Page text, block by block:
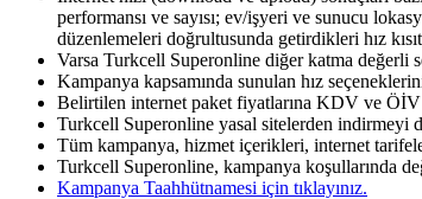
performansı ve sayısı; ev/işyeri ve sunucu
düzenlemeleri doğrultusunda getirdikleri hız
Varsa Turkcell Superonline diğer katma değerli
Kampanya kapsamında sunulan hız
Belirtilen internet paket fiyatlarına KDV ve
Turkcell Superonline yasal sitelerden indirmeyi
Tüm kampanya, hizmet içerikleri, internet
Turkcell Superonline, kampanya koşullarında
Kampanya Taahhütnamesi için tıklayınız.​​